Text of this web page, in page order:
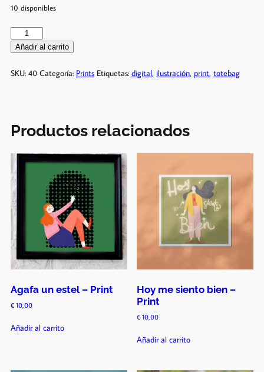
10 disponibles
Añadir al carrito
SKU: 40 Categoría: Prints Etiquetas: digital, ilustración, print, totebag
Productos relacionados
Agafa un estel – Print
€10,00
Añadir al carrito
Hoy me siento bien –
Print
€10,00
Añadir al carrito